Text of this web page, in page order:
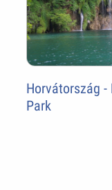
Horvátország
Park